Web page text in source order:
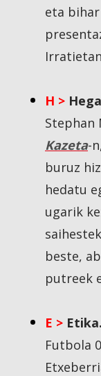
eta
Irratietan
H >
Stephan
Kazeta-
buruz
hedatu
ugarik
beste,
putreek
E > Etika.
Futbola